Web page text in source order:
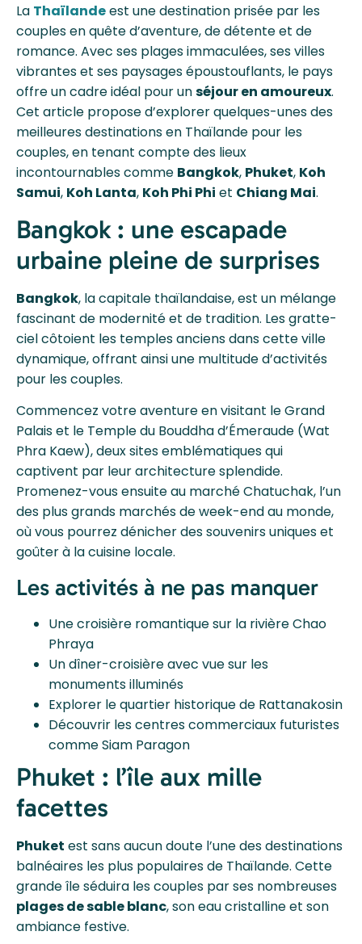
La Thaïlandeest une destination prisée par les
couples en quête d’aventure, de détente et de
romance. Avec ses plages immaculées, ses villes
vibrantes et ses paysages époustouflants, le pays
offre un cadre idéal pour unséjour en amoureux.
Cet article propose d’explorer quelques-unes des
meilleures destinations en Thaïlande pour les
couples, en tenant compte des lieux
incontournables comme Bangkok, Phuket, Koh
Samui, Koh Lanta, Koh Phi Phi et Chiang Mai.
Bangkok : une escapade
urbaine pleine de surprises
Bangkok, la capitale thaïlandaise, est un mélange
fascinant de modernité et de tradition. Les gratte-
ciel côtoient les temples anciens dans cette ville
dynamique, offrant ainsi une multitude d’activités
pour les couples.
Commencez votre aventure en visitant le Grand
Palais et le Temple du Bouddha d’Émeraude (Wat
Phra Kaew), deux sites emblématiques qui
captivent par leur architecture splendide.
Promenez-vous ensuite au marché Chatuchak, l’un
des plus grands marchés de week-end au monde,
où vous pourrez dénicher des souvenirs uniques et
goûter à la cuisine locale.
Les activités à ne pas manquer
Une croisière romantique sur la rivière Chao
Phraya
Un dîner-croisière avec vue sur les
monuments illuminés
Explorer le quartier historique de Rattanakosin
Découvrir les centres commerciaux futuristes
comme Siam Paragon
Phuket : l’île aux mille
facettes
Phuket est sans aucun doute l’une des destinations
balnéaires les plus populaires de Thaïlande. Cette
grande île séduira les couples par ses nombreuses
plages de sable blanc, son eau cristalline et son
ambiance festive.